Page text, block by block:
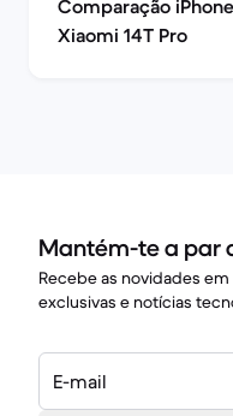
Comparação
Xiaomi 14T Pro
Mantém-te a par
Recebe as novidades
exclusivas e notícias
E-mail